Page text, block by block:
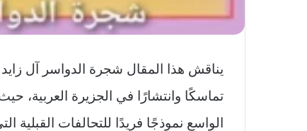
يناقش هذا المقال شجرة الدواسر آل زايد
تماسكًا وانتشارًا في الجزيرة العربية،
الواسع نموذجًا فريدًا للتحالفات